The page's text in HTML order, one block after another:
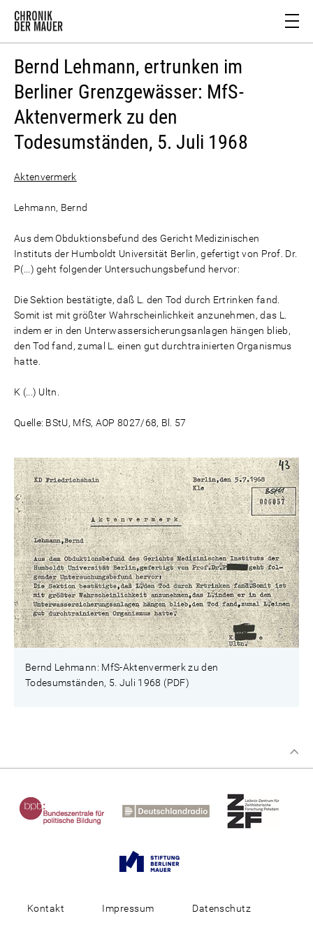
Bernd Lehmann, ertrunken im
Berliner Grenzgewässer: MfS-
Aktenvermerk zu den
Todesumständen, 5. Juli 1968
Aktenvermerk
Lehmann, Bernd
Aus dem Obduktionsbefund des Gericht Medizinischen
Instituts der Humboldt Universität Berlin, gefertigt von Prof. Dr.
P(...) geht folgender Untersuchungsbefund hervor:
Die Sektion bestätigte, daß L. den Tod durch Ertrinken fand.
Somit ist mit größter Wahrscheinlichkeit anzunehmen, das L.
indem er in den Unterwassersicherungsanlagen hängen blieb,
den Tod fand, zumal L. einen gut durchtrainierten Organismus
hatte.
K (...) Ultn.
Quelle: BStU, MfS, AOP 8027/68, Bl. 57
Bernd Lehmann: MfS-Aktenvermerk zu den
Todesumständen, 5. Juli 1968 (PDF)
Kontakt Impressum Datenschutz